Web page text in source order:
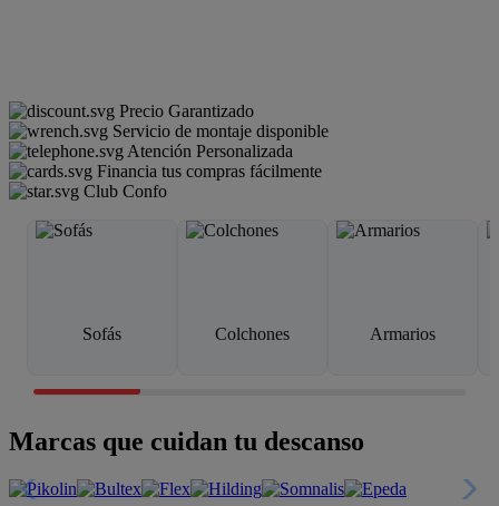
Precio Garantizado
Servicio de montaje disponible
Atención Personalizada
Financia tus compras fácilmente
Club Confo
Sofás Colchones Armarios
Marcas que cuidan tu descanso